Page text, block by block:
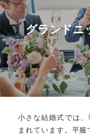
グランドニ
小さな結婚式では
まれています。 平服